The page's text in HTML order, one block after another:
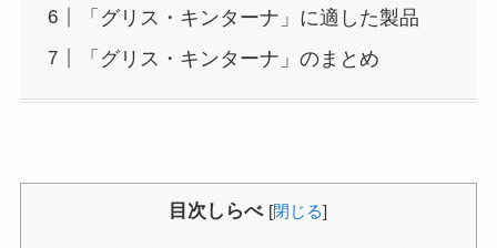
「グリス・キンターナ」に適した製品
「グリス・キンターナ」のまとめ
目次しらべ [閉じる]